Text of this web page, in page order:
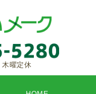
曜定休